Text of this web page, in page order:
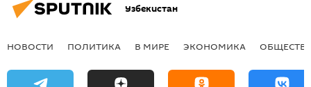
Узбекистан
НОВОСТИ ПОЛИТИКА В МИРЕ ЭКОНОМИКА